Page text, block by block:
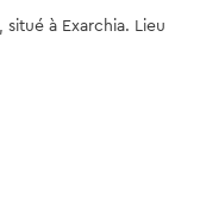
à Exarchia. Lieu